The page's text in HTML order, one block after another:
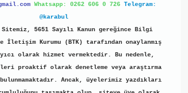
Whatsapp: 0262 606 0 726 Telegram:
@karabul
Sitemiz, 5651 Sayılı Kanun gereğince Bilgi
Kurumu (BTK) tarafından onaylanmış
olarak hizmet vermektedir. Bu nedenle,
proaktif olarak denetleme veya araştırma
bulunmamaktadır. Ancak, üyelerimiz yazdıkları